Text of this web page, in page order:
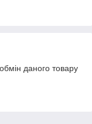
даного товару